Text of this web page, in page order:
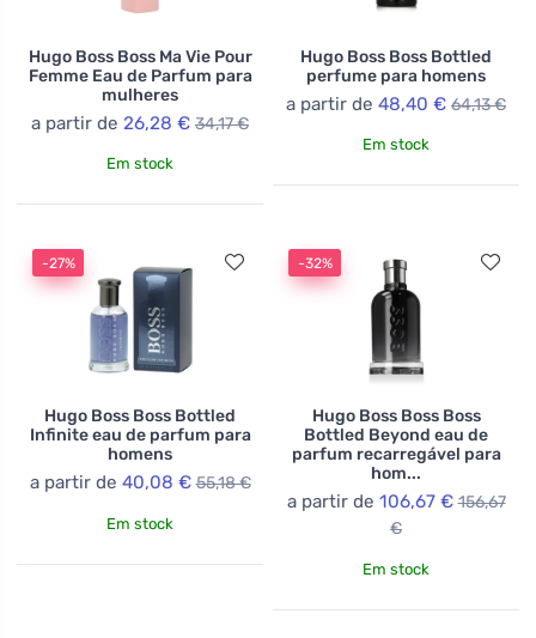
Hugo Boss Boss Ma Vie Pour
Femme Eau de Parfum para
mulheres
a partir de 26,28 € 34,17 €
Em stock
Hugo Boss Boss Bottled
perfume para homens
a partir de 48,40 € 64,13 €
Em stock
-27%
Hugo Boss Boss Bottled
Infinite eau de parfum para
homens
a partir de 40,08 € 55,18 €
Em stock
-32%
Hugo Boss Boss Boss
Bottled Beyond eau de
parfum recarregável para
hom...
a partir de 106,67 € 156,67
€
Em stock